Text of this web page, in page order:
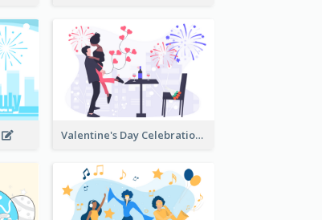
Valentine's Day Celebration